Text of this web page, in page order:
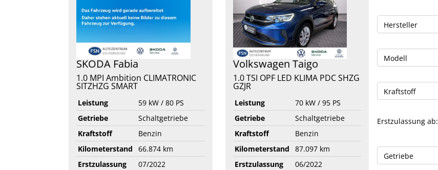
SKODA Fabia
1.0 MPI Ambition CLIMATRONIC
SITZHZG SMART
Leistung
59 kW / 80 PS
Getriebe
Schaltgetriebe
Kraftstoff
Benzin
Kilometerstand
66.874 km
Erstzulassung
07/2022
Volkswagen Taigo
1.0 TSI OPF LED KLIMA PDC SHZG
GZJR
Leistung
70 kW / 95 PS
Getriebe
Schaltgetriebe
Kraftstoff
Benzin
Kilometerstand
87.097 km
Erstzulassung
06/2022
Hersteller
Modell
Kraftstoff
Erstzulassung ab:
Getriebe